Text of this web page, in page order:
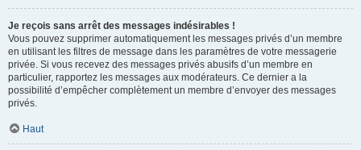
Je reçois sans arrêt des messages indésirables !
Vous pouvez supprimer automatiquement les messages privés d’un membre
en utilisant les filtres de message dans les paramètres de votre messagerie
privée. Si vous recevez des messages privés abusifs d’un membre en
particulier, rapportez les messages aux modérateurs. Ce dernier a la
possibilité d’empêcher complètement un membre d’envoyer des messages
privés.
Haut